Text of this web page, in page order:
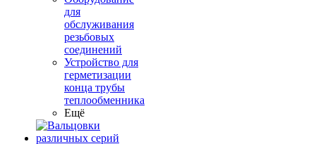
для
обслуживания
резьбовых
соединений
Устройство для
герметизации
конца трубы
теплообменника
Ещё